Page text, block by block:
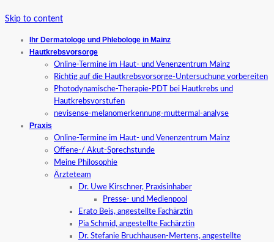
Skip to content
Ihr Dermatologe und Phlebologe in Mainz
Hautkrebsvorsorge
Online-Termine im Haut- und Venenzentrum Mainz
Richtig auf die Hautkrebsvorsorge-Untersuchung vorbereiten
Photodynamische-Therapie-PDT bei Hautkrebs und
Hautkrebsvorstufen
nevisense-melanomerkennung-muttermal-analyse
Praxis
Online-Termine im Haut- und Venenzentrum Mainz
Offene-/ Akut-Sprechstunde
Meine Philosophie
Ärzteteam
Dr. Uwe Kirschner, Praxisinhaber
Presse- und Medienpool
Erato Beis, angestellte Fachärztin
Pia Schmid, angestellte Fachärztin
Dr. Stefanie Bruchhausen-Mertens, angestellte